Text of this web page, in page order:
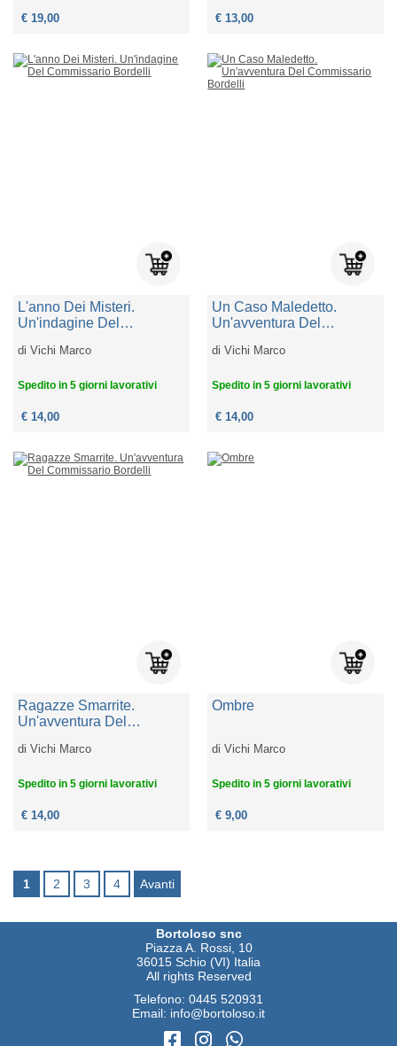
€ 19,00 € 13,00
L'anno Dei Misteri.
Un'indagine Del
diVichi Marco
Spedito in 5 giorni lavorativi
€ 14,00
Un Caso Maledetto.
Un'avventura Del
diVichi Marco
Spedito in 5 giorni lavorativi
€ 14,00
Ragazze Smarrite.
Un'avventura Del
diVichi Marco
Spedito in 5 giorni lavorativi
€ 14,00
Ombre
diVichi Marco
Spedito in 5 giorni lavorativi
€ 9,00
1 2 3 4 Avanti
Bortoloso snc
Piazza A. Rossi, 10
36015 Schio (VI) Italia
All rights Reserved
Telefono: 0445 520931
Email: info@bortoloso.it